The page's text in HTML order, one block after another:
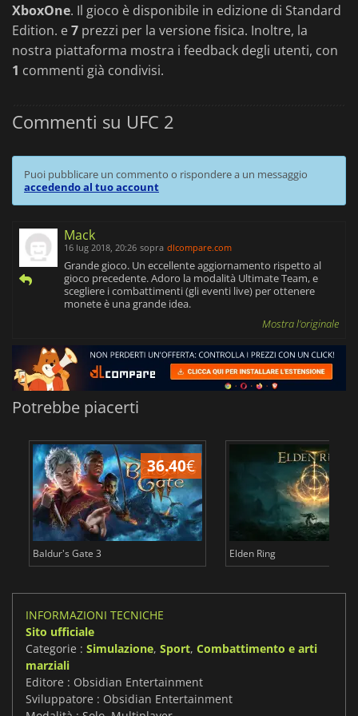
XboxOne. Il gioco è disponibile in edizione di Standard
Edition. e7 prezzi per la versione fisica. Inoltre, la
nostra piattaforma mostra i feedback degli utenti, con
1 commenti già condivisi.
Commenti su UFC 2
Puoi pubblicare un commento o rispondere a un messaggio
accedendo al tuo account
Mack
16 lug 2018, 20:26 sopra dlcompare.com
Grande gioco. Un eccellente aggiornamento rispetto al
gioco precedente. Adoro la modalità Ultimate Team, e
scegliere i combattimenti (gli eventi live) per ottenere
monete è una grande idea.
Mostra l'originale
Potrebbe piacerti
36.40€
Baldur's Gate 3 Elden Ring
INFORMAZIONI TECNICHE
Sito ufficiale
Categorie : Simulazione, Sport, Combattimento e arti
marziali
Editore : Obsidian Entertainment
Sviluppatore : Obsidian Entertainment